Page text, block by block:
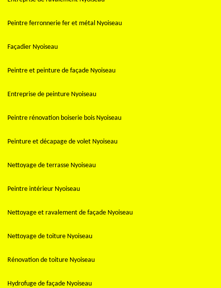
Peintre ferronnerie fer et métal Nyoiseau
Façadier Nyoiseau
Peintre et peinture de façade Nyoiseau
Entreprise de peinture Nyoiseau
Peintre rénovation boiserie bois Nyoiseau
Peinture et décapage de volet Nyoiseau
Nettoyage de terrasse Nyoiseau
Peintre intérieur Nyoiseau
Nettoyage et ravalement de façade Nyoiseau
Nettoyage de toiture Nyoiseau
Rénovation de toiture Nyoiseau
Hydrofuge de façade Nyoiseau